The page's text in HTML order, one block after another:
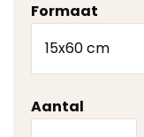
Formaat
Aantal